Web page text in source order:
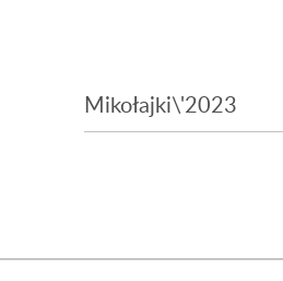
Mikołajki\'2023